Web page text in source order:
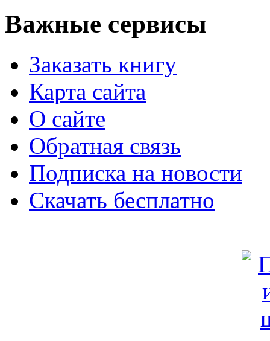
Важные сервисы
Заказать книгу
Карта сайта
О сайте
Обратная связь
Подписка на новости
Скачать бесплатно